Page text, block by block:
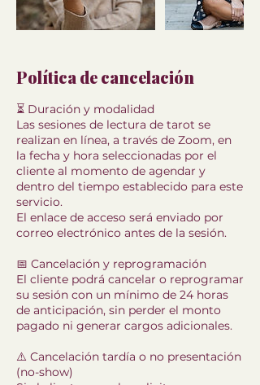
Política de cancelación
⏳ Duración y modalidad
Las sesiones de lectura de tarot se
realizan en línea, a través de Zoom, en
la fecha y hora seleccionadas por el
cliente al momento de agendar y
dentro del tiempo establecido para este
servicio.
El enlace de acceso será enviado por
correo electrónico antes de la sesión.
📅 Cancelación y reprogramación
El cliente podrá cancelar o reprogramar
su sesión con un mínimo de 24 horas
de anticipación, sin perder el monto
pagado ni generar cargos adicionales.
⚠️ Cancelación tardía o no presentación
(no-show)